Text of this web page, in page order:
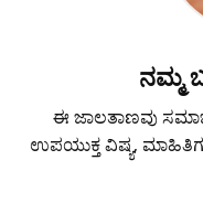
ನಮ್ಮ
ಈ ಜಾಲತಾಣವು
ಉಪಯುಕ್ತ ವಿಷ್ಯ,